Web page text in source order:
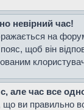
невірний час!
на
щоб він
але час все
ви правильно